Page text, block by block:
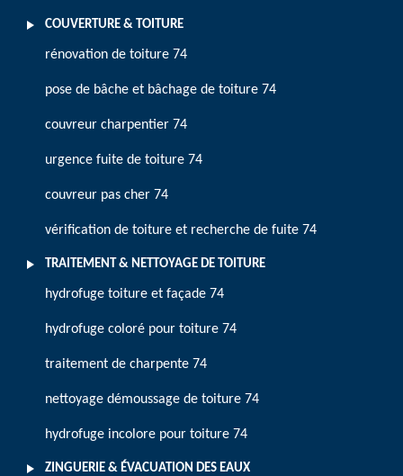
COUVERTURE & TOITURE
rénovation de toiture 74
pose de bâche et bâchage de toiture 74
couvreur charpentier 74
urgence fuite de toiture 74
couvreur pas cher 74
vérification de toiture et recherche de fuite 74
TRAITEMENT & NETTOYAGE DE TOITURE
hydrofuge toiture et façade 74
hydrofuge coloré pour toiture 74
traitement de charpente 74
nettoyage démoussage de toiture 74
hydrofuge incolore pour toiture 74
ZINGUERIE & ÉVACUATION DES EAUX